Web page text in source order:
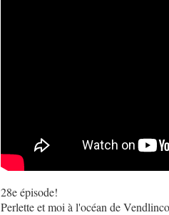
28e épisode!
Perlette et moi à l'océan de